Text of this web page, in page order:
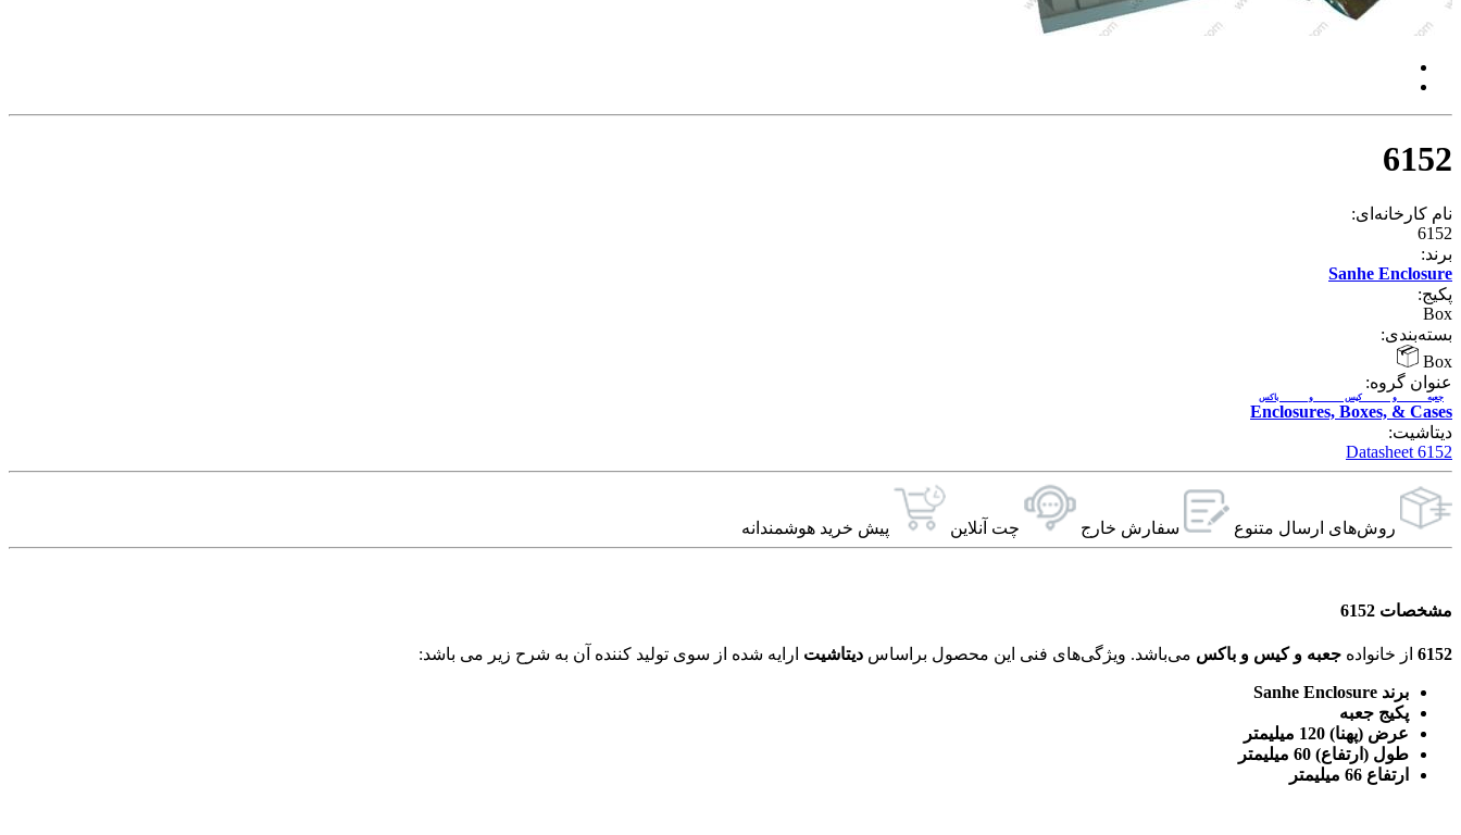
6152
نام کارخانه‌ای:
6152
برند:
Sanhe Enclosure
پکیج:
Box
بسته‌بندی:
Box
عنوان گروه:
Enclosures, Boxes, & Cases
جعبه و کیس و باکس
دیتاشیت:
6152 Datasheet
روش‌های ارسال‌ متنوع سفارش خارج چت آنلاین پیش خرید هوشمندانه
مشخصات 6152
6152 از خانواده جعبه و کیس و باکس دیتاشیت ارایه شده از سوی تولید کننده آن به شرح زیر می باشد:
برند Sanhe Enclosure
پکیج جعبه
عرض (پهنا) 120 میلیمتر
طول (ارتفاع) 60 میلیمتر
ارتفاع 66 میلیمتر